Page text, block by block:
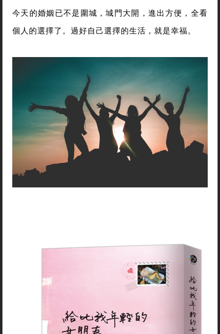
今天的婚姻已不是圍城，城門大開，進出方便，全看
個人的選擇了。過好自己選擇的生活，就是幸福。